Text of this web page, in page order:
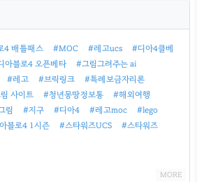
4 배틀패스 #MOC #레고ucs
#디아4클베
아블로4 오픈베타
#그림그려주는 ai
#레고 #브릭링크
#특례보금자리론
사이트 #청년몽땅정보통
#해외여행
림 #지구 #디아4 #레고moc
#lego
블로4 1시즌 #스타워즈UCS
#스타워즈
MORE